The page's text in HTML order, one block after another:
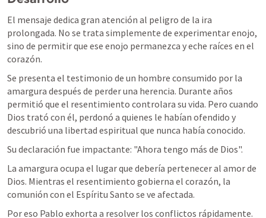
El mensaje dedica gran atención al peligro de la ira
prolongada. No se trata simplemente de experimentar enojo,
sino de permitir que ese enojo permanezca y eche raíces en el
corazón.
Se presenta el testimonio de un hombre consumido por la
amargura después de perder una herencia. Durante años
permitió que el resentimiento controlara su vida. Pero cuando
Dios trató con él, perdonó a quienes le habían ofendido y
descubrió una libertad espiritual que nunca había conocido.
Su declaración fue impactante: "Ahora tengo más de Dios".
La amargura ocupa el lugar que debería pertenecer al amor de
Dios. Mientras el resentimiento gobierna el corazón, la
comunión con el Espíritu Santo se ve afectada.
Por eso Pablo exhorta a resolver los conflictos rápidamente.